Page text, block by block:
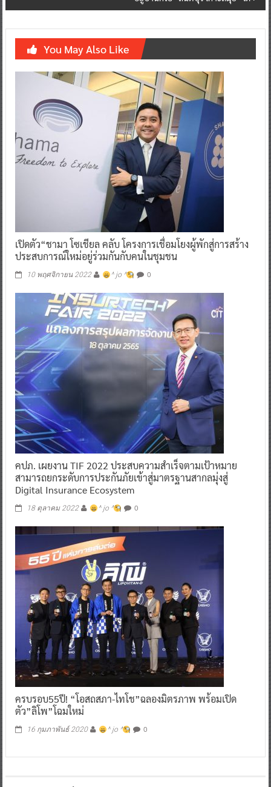
You May Also Like
เปิดตัว“ชามา โซเชียล คลับ โครงการเชื่อมโยงผู้พักสู่การสร้าง
ประสบการณ์ใหม่อยู่ร่วมกันกับคนในชุมชน
10 พฤศจิกายน 2022 ^ jo ^ 0
คปภ. เผยงาน TIF 2022 ประสบความสำเร็จตามเป้าหมาย
สามารถยกระดับการประกันภัยเข้าสู่มาตรฐานสากลมุ่งสู่
Digital Insurance Ecosystem
18 ตุลาคม 2022 ^ jo ^ 0
ครบรอบ55ปี! “โอสถสภา-ไทโช”ฉลองมิตรภาพ พร้อมเปิด
ตัว”ลิโพ”โฉมใหม่
16 กุมภาพันธ์ 2020 ^ jo ^ 0